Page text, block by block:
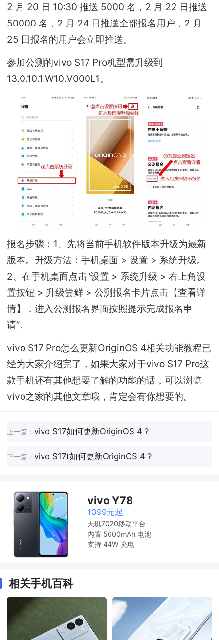
2 月 20 日 10:30 推送 5000 名，2 月 22 日推送
50000 名，2 月 24 日推送全部报名用户，2 月
25 日报名的用户会立即推送。
参加公测的vivo S17 Pro机型需升级到
13.0.10.1.W10.V000L1。
报名步骤：1、先将当前手机软件版本升级为最新
版本。升级方法：手机桌面 > 设置 > 系统升级。
2、在手机桌面点击“设置 > 系统升级 > 右上角设
置按钮 > 升级尝鲜 > 公测报名卡片点击【查看详
情】，进入公测报名界面按照提示完成报名申
请”。
vivo S17 Pro怎么更新OriginOS 4相关功能教程已
经为大家介绍完了，如果大家对于vivo S17 Pro这
款手机还有其他想要了解的功能的话，可以浏览
vivo之家的其他文章哦，肯定会有你想要的。
上一篇：vivo S17如何更新OriginOS 4？
下一篇：vivo S17t如何更新OriginOS 4？
vivo Y78
1399元起
天玑7020移动平台
内置 5000mAh 电池
支持 44W 充电
相关手机百科